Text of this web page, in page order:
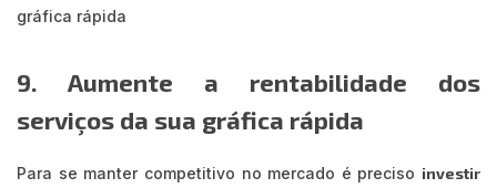
gráfica rápida
9. Aumente a rentabilidade dos
serviços da sua gráfica rápida
Para se manter competitivo no mercado é preciso investir